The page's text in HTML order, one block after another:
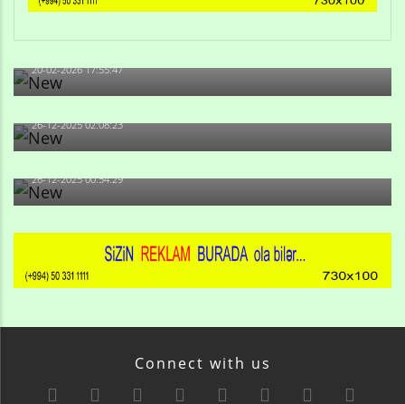
Qulu Məhərrəmli: Sosial şəbəkələrdə söyüş niyə artıb?
20-02-2026 17:55:47
Məni bura NAZİR GÖNDƏRİB - 1937-ci ildən fəaliyyətdə
olan və...
26-12-2025 02:08:23
-Ay qız, sən məhkəməni udmayacaqsan... Sən bilirsən
də, məni...
26-12-2025 00:54:29
Connect with us